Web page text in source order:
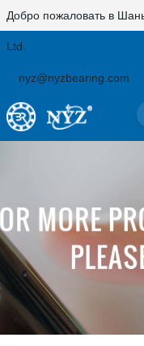
Добро пожаловать в
Ltd.
nyz@nyzbearing.com